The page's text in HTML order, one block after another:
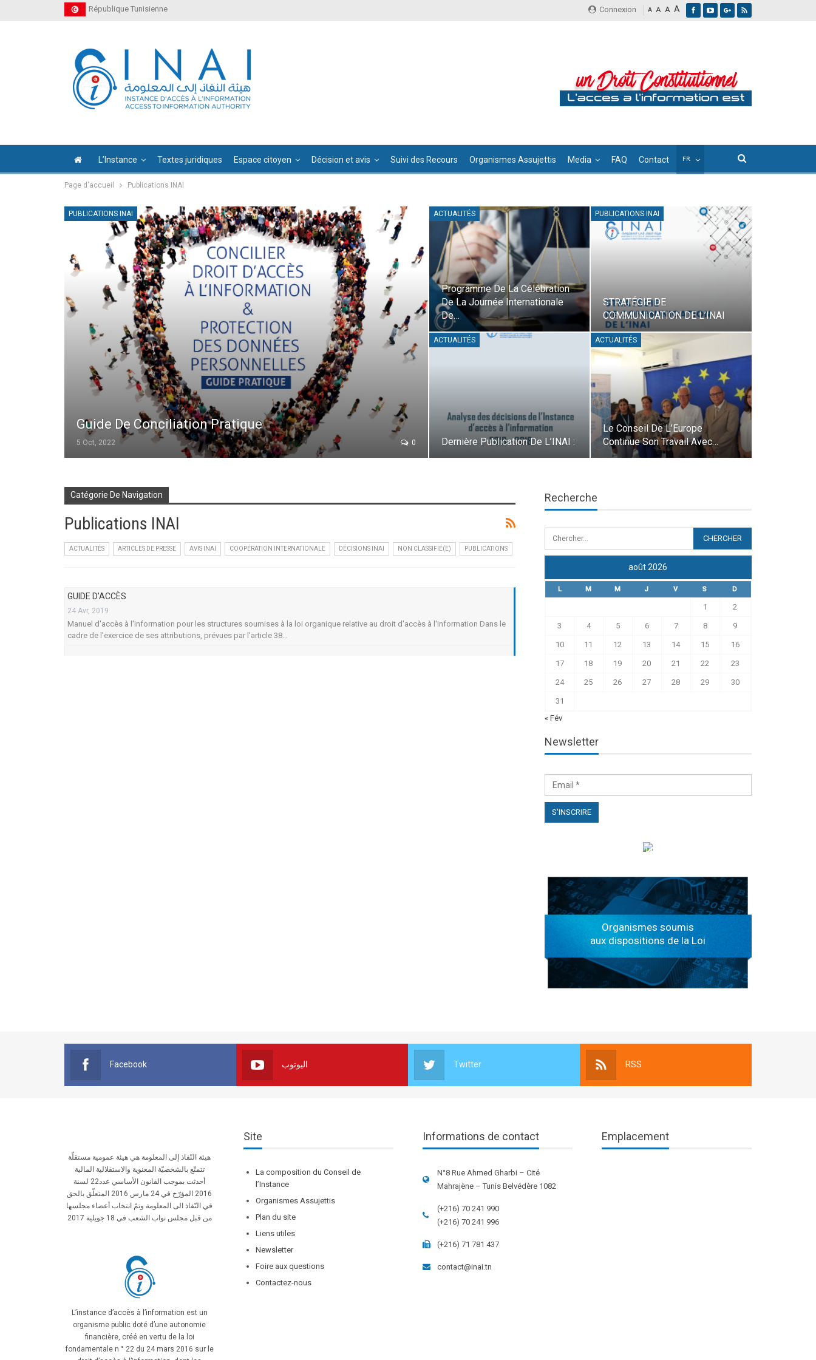
Connexion A A A A
République Tunisienne
L’Instance Textes juridiques Espace citoyen Décision et avis Suivi des Recours Organismes Assujettis Media FAQ Contact
Page d'accueil Publications INAI
PUBLICATIONS INAI
Guide De Conciliation Pratique
5 Oct, 2022 0
ACTUALITÉS
Programme De La Célébration
De La Journée Internationale
De…
PUBLICATIONS INAI
STRATÉGIE DE
COMMUNICATION DE L’INAI
ACTUALITÉS
Dernière Publication De L’INAI :
ACTUALITÉS
Le Conseil De L’Europe
Continue Son Travail Avec…
Catégorie De Navigation
Publications INAI
ACTUALITÉS ARTICLES DE PRESSE AVIS INAI COOPÉRATION INTERNATIONALE DÉCISIONS INAI NON CLASSIFIÉ(E) PUBLICATIONS
GUIDE D’ACCÈS
24 Avr, 2019
Manuel d'accès à l'information pour les structures soumises à la loi organique relative au droit d'accès à l'information Dans le
cadre de l’exercice de ses attributions, prévues par l’article 38…
Recherche
août 2026
L M M J V S D
1 2
3 4 5 6 7 8 9
10 11 12 13 14 15 16
17 18 19 20 21 22 23
24 25 26 27 28 29 30
31
« Fév
Newsletter
الهياكل الخاضعة لقانون النفاذ إلى المعلومة
Organismes soumis
aux dispositions de la Loi
Facebook اليوتوب Twitter RSS
هيئة النّفاذ إلى المعلومة هي هيئة عمومية مستقلّة
تتمتّع بالشخصيّة المعنوية والاستقلالية المالية
أحدثت بموجب القانون الأساسي عدد22 لسنة
2016 المؤرّخ في 24 مارس 2016 المتعلّق بالحق
في النّفاذ الى المعلومة وتمّ انتخاب أعضاء مجلسها
من قبل مجلس نواب الشعب في 18 جويلية 2017
L’instance d’accès à l’information est un
organisme public doté d’une autonomie
financière, créé en vertu de la loi
fondamentale n ° 22 du 24 mars 2016 sur le
Site
La composition du Conseil de
l’Instance
Organismes Assujettis
Plan du site
Liens utiles
Newsletter
Foire aux questions
Contactez-nous
Informations de contact
N°8 Rue Ahmed Gharbi – Cité
Mahrajène – Tunis Belvédère 1082
(+216) 70 241 990
(+216) 70 241 996
(+216) 71 781 437
contact@inai.tn
Emplacement